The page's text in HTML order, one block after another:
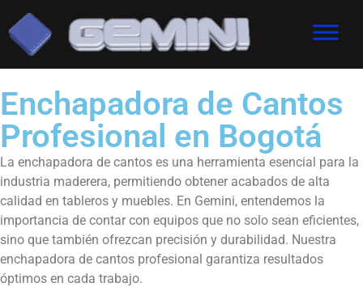
Enchapadora de Cantos
Profesional en Bogotá
La enchapadora de cantos es una herramienta esencial para la
industria maderera, permitiendo obtener acabados de alta
calidad en tableros y muebles. En Gemini, entendemos la
importancia de contar con equipos que no solo sean eficientes,
sino que también ofrezcan precisión y durabilidad. Nuestra
enchapadora de cantos profesional garantiza resultados
óptimos en cada trabajo.